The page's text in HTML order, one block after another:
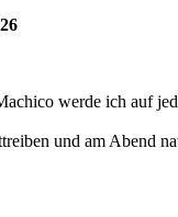
werde ich auf
und am Abend